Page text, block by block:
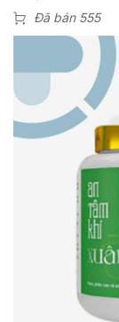
Đã bán 555